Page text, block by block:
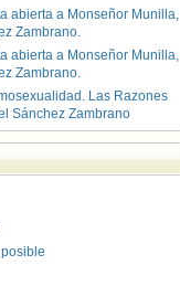
abierta a Monseñor Munilla,
Zambrano.
abierta a Monseñor Munilla,
Zambrano.
Las Razones
Sánchez Zambrano